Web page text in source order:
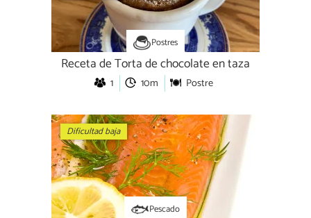
Postres
Receta de Torta de chocolate en taza
1 10m Postre
Dificultad baja
Pescado